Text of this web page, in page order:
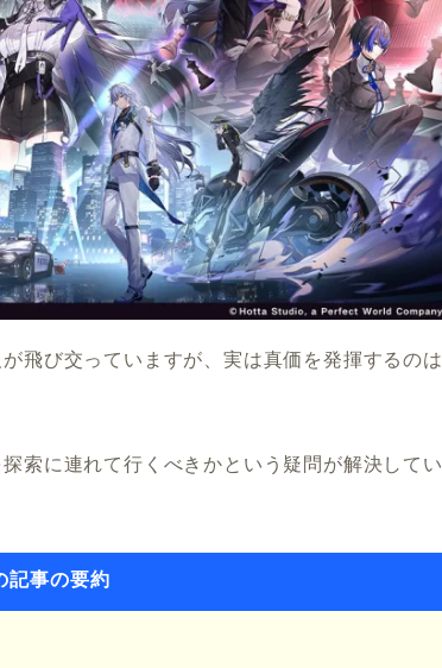
飛び交っていますが、実は真価を発揮するのは
索に連れて行くべきかという疑問が解決してい
記事の要約